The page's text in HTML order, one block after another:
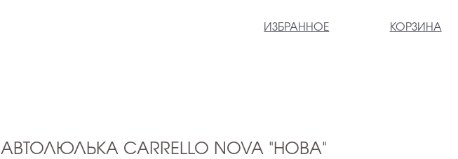
КОРЗИНА
АВТОЛЮЛЬКА CARRELLO NOVA "НОВА"